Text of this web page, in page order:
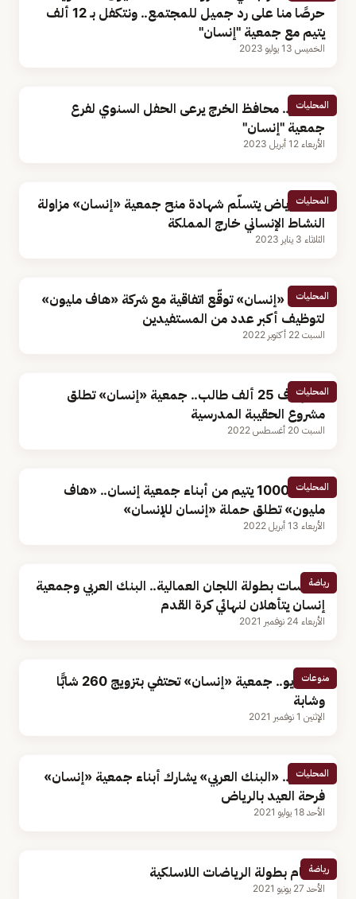
حرصًا منا على رد جميل للمجتمع.. ونتكفل بـ 12 ألف
يتيم مع جمعية "إنسان"
الخميس 13 يوليو 2023
المحليات
بالصور.. محافظ الخرج يرعى الحفل السنوي لفرع
جمعية "إنسان"
الأربعاء 12 أبريل 2023
المحليات
أمير الرياض يتسلّم شهادة منح جمعية «إنسان» مزاولة
النشاط الإنساني خارج المملكة
الثلاثاء 3 يناير 2023
المحليات
جمعية «إنسان» توقّع اتفاقية مع شركة «هاف مليون»
لتوظيف أكبر عدد من المستفيدين
السبت 22 أكتوبر 2022
المحليات
تستهدف 25 ألف طالب.. جمعية «إنسان» تطلق
مشروع الحقيبة المدرسية
السبت 20 أغسطس 2022
المحليات
لكفالة 1000 يتيم من أبناء جمعية إنسان.. «هاف
مليون» تطلق حملة «إنسان للإنسان»
الأربعاء 13 أبريل 2022
رياضة
منافسات بطولة اللجان العمالية.. البنك العربي وجمعية
إنسان يتأهلان لنهائي كرة القدم
الأربعاء 24 نوفمبر 2021
منوعات
بالفيديو.. جمعية «إنسان» تحتفي بتزويج 260 شابًّا
وشابة
الإثنين 1 نوفمبر 2021
المحليات
بالصور.. «البنك العربي» يشارك أبناء جمعية «إنسان»
فرحة العيد بالرياض
الأحد 18 يوليو 2021
رياضة
اختتام بطولة الرياضات اللاسلكية
الأحد 27 يونيو 2021